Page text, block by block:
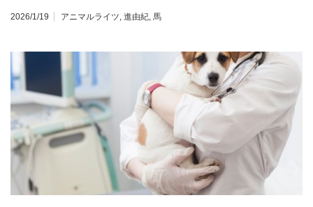
2026/1/19 アニマルライツ, 進由紀, 馬